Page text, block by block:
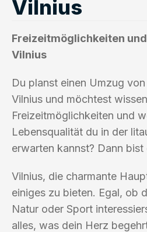
Vilnius
Freizeitmöglichkeiten
Vilnius
Du planst einen Umzug
Vilnius und möchtest
Freizeitmöglichkeiten und
Lebensqualität du in der
erwarten kannst? Dann
Vilnius, die charmante
einiges zu bieten. Egal, ob
Natur oder Sport
alles, was dein Herz